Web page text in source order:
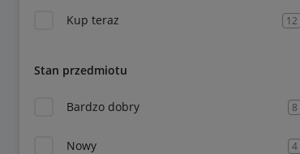
Kup teraz 12
Stan przedmiotu
Bardzo dobry 8
Nowy 4